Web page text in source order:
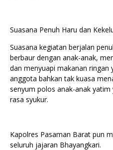
Suasana Penuh Haru dan
Suasana kegiatan berjalan
berbaur dengan anak-anak,
dan menyuapi makanan ringan
anggota bahkan tak kuasa
senyum polos anak-anak
rasa syukur.
Kapolres Pasaman Barat pun
seluruh jajaran Bhayangkari.